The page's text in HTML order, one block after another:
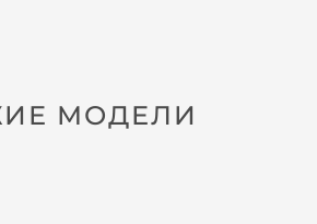
МОДЕЛИ